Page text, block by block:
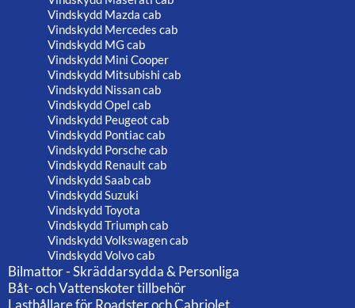
Vindskydd Mazda cab
Vindskydd Mercedes cab
Vindskydd MG cab
Vindskydd Mini Cooper
Vindskydd Mitsubishi cab
Vindskydd Nissan cab
Vindskydd Opel cab
Vindskydd Peugeot cab
Vindskydd Pontiac cab
Vindskydd Porsche cab
Vindskydd Renault cab
Vindskydd Saab cab
Vindskydd Suzuki
Vindskydd Toyota
Vindskydd Triumph cab
Vindskydd Volkswagen cab
Vindskydd Volvo cab
Bilmattor - Skräddarsydda & Personliga
Båt- och Vattenskoter tillbehör
Lasthållare för Roadster och Cabriolet